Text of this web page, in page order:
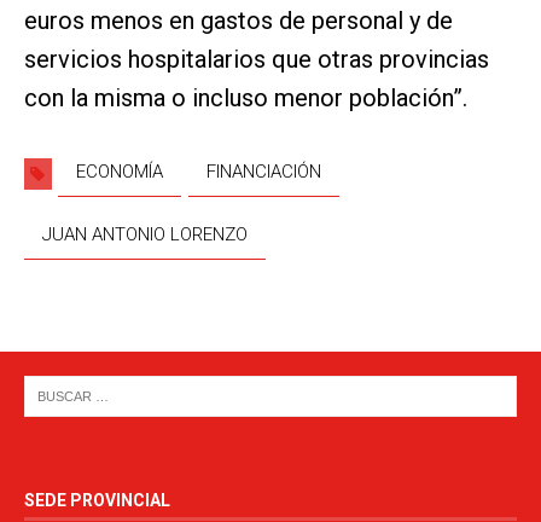
euros menos en gastos de personal y de
servicios hospitalarios que otras provincias
con la misma o incluso menor población”.
ECONOMÍA FINANCIACIÓN
JUAN ANTONIO LORENZO
SEDE PROVINCIAL